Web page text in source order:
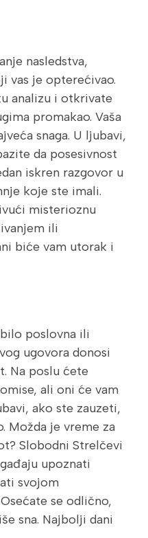
nasledstva,
vas je opterećivao.
analizu i otkrivate
promakao. Vaša
snaga. U ljubavi,
da posesivnost
iskren razgovor u
koje ste imali.
misterioznu
ili
biće vam utorak i
poslovna ili
ugovora donosi
Na poslu ćete
ali oni će vam
ako ste zauzeti,
Možda je vreme za
Slobodni Strelčevi
upoznati
svojom
se odlično,
sna. Najbolji dani